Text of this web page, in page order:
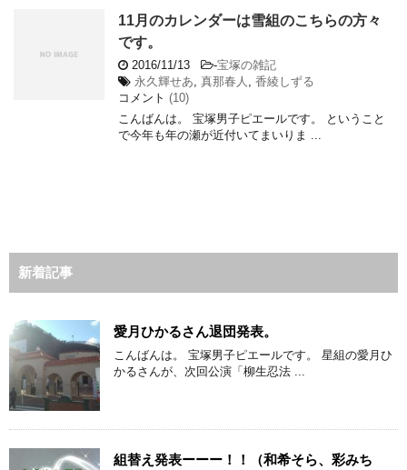
11月のカレンダーは雪組のこちらの方々
です。
2016/11/13 -宝塚の雑記
永久輝せあ, 真那春人 , 香綾しずる
コメント (10)
こんばんは。 宝塚男子ピエールです。 ということ
で今年も年の瀬が近付いてまいりま ...
新着記事
愛月ひかるさん退団発表。
こんばんは。 宝塚男子ピエールです。 星組の愛月ひ
かるさんが、次回公演「柳生忍法 ...
組替え発表ーーー！！（和希そら、彩みち